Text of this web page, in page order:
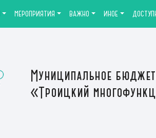
Муниципальное
«Троицкий
МЕРОПРИЯТИЯ ВАЖНО ИНОЕ